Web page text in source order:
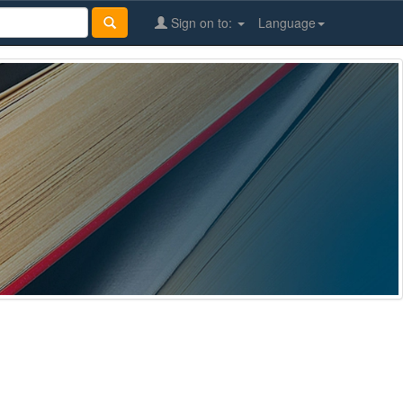
Language
Sign on to: